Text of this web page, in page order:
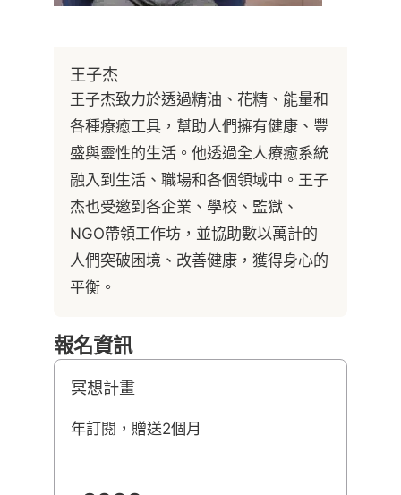
王子杰
王子杰致力於透過精油、花精、能量和
各種療癒工具，幫助人們擁有健康、豐
盛與靈性的生活。他透過全人療癒系統
融入到生活、職場和各個領域中。王子
杰也受邀到各企業、學校、監獄、
NGO帶領工作坊，並協助數以萬計的
人們突破困境、改善健康，獲得身心的
平衡。
報名資訊
冥想計畫
年訂閱，贈送2個月